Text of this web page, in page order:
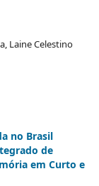
Laine Celestino
no Brasil
de
em Curto e